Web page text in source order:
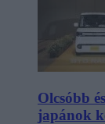
Olcsóbb
japánok